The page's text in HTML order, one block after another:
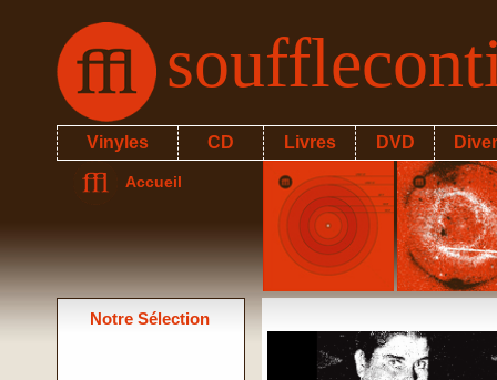
Vinyles CD Livres DVD
Accueil
Notre Sélection